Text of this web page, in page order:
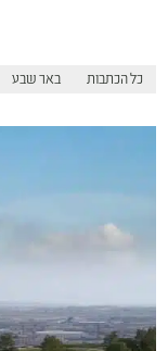
כל הכתבות באר שבע